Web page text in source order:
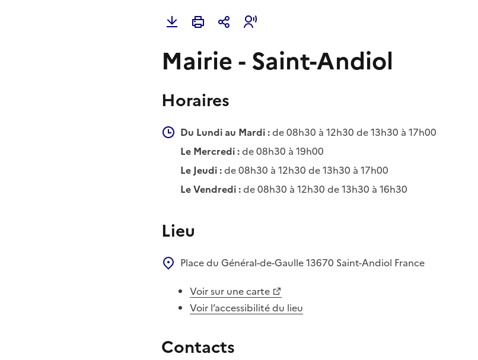
Mairie - Saint-Andiol
Horaires
Du Lundi au Mardi :de 08h30 à 12h30 de 13h30 à 17h00
Le Mercredi :de 08h30 à 19h00
Le Jeudi :de 08h30 à 12h30 de 13h30 à 17h00
Le Vendredi :de 08h30 à 12h30 de 13h30 à 16h30
Lieu
Place du Général-de-Gaulle13670 Saint-Andiol France
Voir sur une carte
Voir l’accessibilité du lieu
Contacts